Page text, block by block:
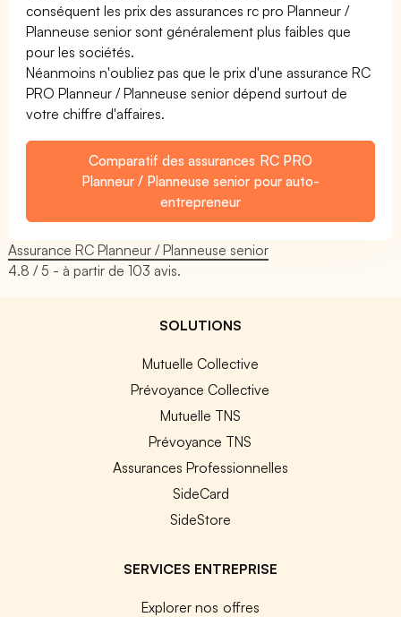
conséquent les prix des assurances rc pro Planneur /
Planneuse senior sont généralement plus faibles que
pour les sociétés.
Néanmoins n'oubliez pas que le prix d'une assurance RC
PRO Planneur / Planneuse senior dépend surtout de
votre chiffre d'affaires.
Comparatif des assurances RC PRO
Planneur / Planneuse senior pour auto-
entrepreneur
Assurance RC Planneur / Planneuse senior
4.8 / 5 - à partir de103 avis.
SOLUTIONS
Mutuelle Collective
Prévoyance Collective
Mutuelle TNS
Prévoyance TNS
Assurances Professionnelles
SideCard
SideStore
SERVICES ENTREPRISE
Explorer nos offres